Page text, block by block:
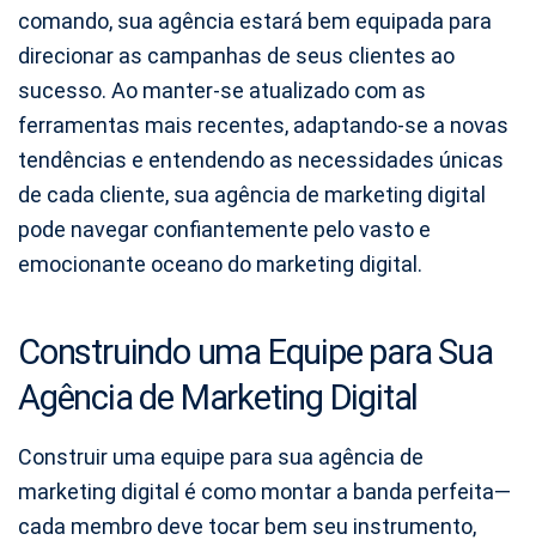
comando, sua agência estará bem equipada para
direcionar as campanhas de seus clientes ao
sucesso. Ao manter-se atualizado com as
ferramentas mais recentes, adaptando-se a novas
tendências e entendendo as necessidades únicas
de cada cliente, sua agência de marketing digital
pode navegar confiantemente pelo vasto e
emocionante oceano do marketing digital.
Construindo uma Equipe para Sua
Agência de Marketing Digital
Construir uma equipe para sua agência de
marketing digital é como montar a banda perfeita—
cada membro deve tocar bem seu instrumento,